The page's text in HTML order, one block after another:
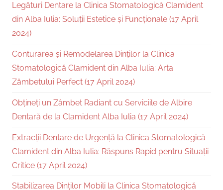
Legături Dentare la Clinica Stomatologică Clamident
din Alba Iulia: Soluții Estetice și Funcționale (17 April
2024)
Conturarea și Remodelarea Dinților la Clinica
Stomatologică Clamident din Alba Iulia: Arta
Zâmbetului Perfect (17 April 2024)
Obțineți un Zâmbet Radiant cu Serviciile de Albire
Dentară de la Clamident Alba Iulia (17 April 2024)
Extracții Dentare de Urgență la Clinica Stomatologică
Clamident din Alba Iulia: Răspuns Rapid pentru Situații
Critice (17 April 2024)
Stabilizarea Dinților Mobili la Clinica Stomatologică